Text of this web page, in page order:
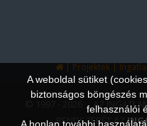
|Projektek|
© 1997 - 2026 AZ
RENDSZERÉT AZ
A weboldal sütiket
biztonságos böngészés
felhasználói